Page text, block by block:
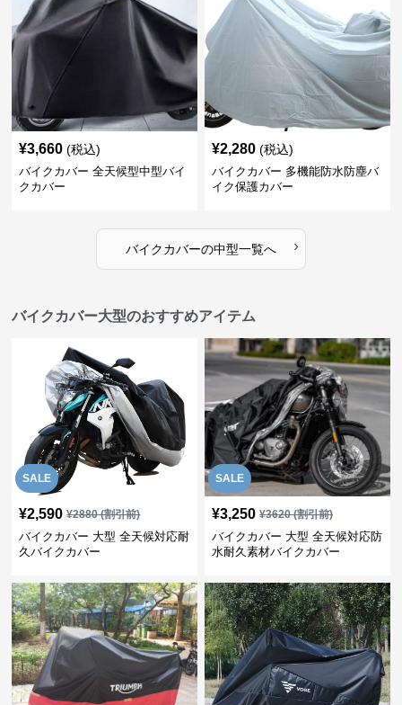
¥3,660 (税込)
バイクカバー 全天候型中型バイ
クカバー
¥2,280 (税込)
バイクカバー 多機能防水防塵バ
イク保護カバー
バイクカバーの中型一覧へ ›
バイクカバー大型のおすすめアイテム
SALE
¥2,590 ¥2880(割引前)
バイクカバー 大型 全天候対応耐
久バイクカバー
SALE
¥3,250 ¥3620(割引前)
バイクカバー 大型 全天候対応防
水耐久素材バイクカバー